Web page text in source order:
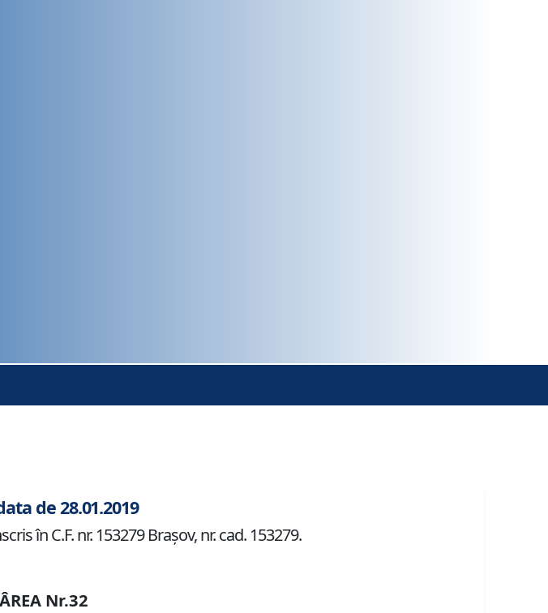
de 28.01.2019
în C.F. nr. 153279 Braşov, nr. cad. 153279.
Nr.32